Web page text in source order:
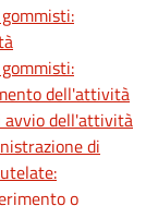
dell'attività
avvio dell'attività
di
o